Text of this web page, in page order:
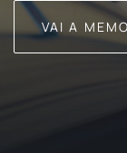
VAI A